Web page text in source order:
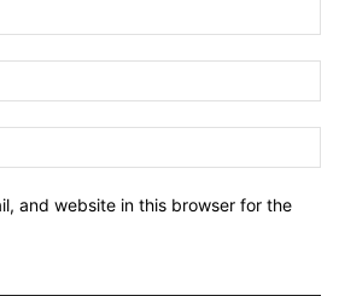
and website in this browser for the